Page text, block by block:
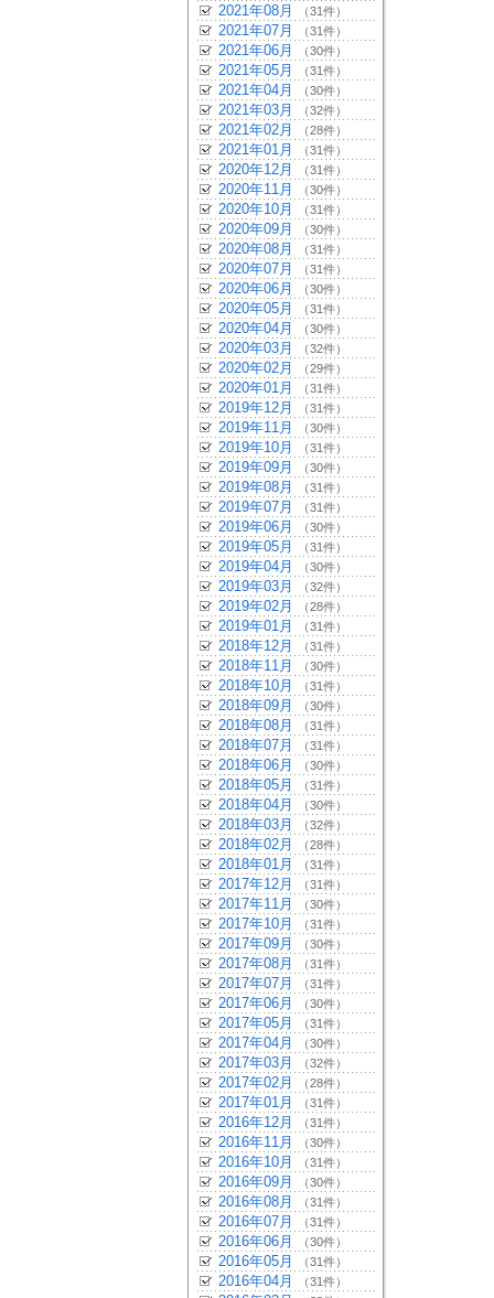
2021年08月 （31件）
2021年07月 （31件）
2021年06月 （30件）
2021年05月 （31件）
2021年04月 （30件）
2021年03月 （32件）
2021年02月 （28件）
2021年01月 （31件）
2020年12月 （31件）
2020年11月 （30件）
2020年10月 （31件）
2020年09月 （30件）
2020年08月 （31件）
2020年07月 （31件）
2020年06月 （30件）
2020年05月 （31件）
2020年04月 （30件）
2020年03月 （32件）
2020年02月 （29件）
2020年01月 （31件）
2019年12月 （31件）
2019年11月 （30件）
2019年10月 （31件）
2019年09月 （30件）
2019年08月 （31件）
2019年07月 （31件）
2019年06月 （30件）
2019年05月 （31件）
2019年04月 （30件）
2019年03月 （32件）
2019年02月 （28件）
2019年01月 （31件）
2018年12月 （31件）
2018年11月 （30件）
2018年10月 （31件）
2018年09月 （30件）
2018年08月 （31件）
2018年07月 （31件）
2018年06月 （30件）
2018年05月 （31件）
2018年04月 （30件）
2018年03月 （32件）
2018年02月 （28件）
2018年01月 （31件）
2017年12月 （31件）
2017年11月 （30件）
2017年10月 （31件）
2017年09月 （30件）
2017年08月 （31件）
2017年07月 （31件）
2017年06月 （30件）
2017年05月 （31件）
2017年04月 （30件）
2017年03月 （32件）
2017年02月 （28件）
2017年01月 （31件）
2016年12月 （31件）
2016年11月 （30件）
2016年10月 （31件）
2016年09月 （30件）
2016年08月 （31件）
2016年07月 （31件）
2016年06月 （30件）
2016年05月 （31件）
2016年04月 （31件）